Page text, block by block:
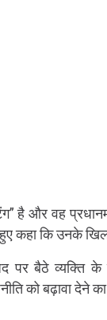
है और वह
हुए कहा कि उनके
बैठे व्यक्ति के
को बढ़ावा देने